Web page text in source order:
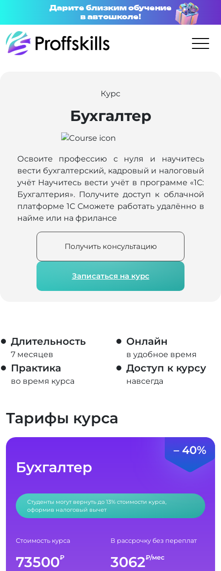
Дарите близким обучение
в автошколе!
Курс
Бухгалтер
Освоите профессию с нуля и научитесь
вести бухгалтерский, кадровый и налоговый
учёт Научитесь вести учёт в программе «1С:
Бухгалтерия». Получите доступ к облачной
платформе 1С Сможете работать удалённо в
найме или на фрилансе
Записаться на курс
Получить консультацию
Длительность
7 месяцев
Онлайн
в удобное время
Практика
во время курса
Доступ к курсу
навсегда
Тарифы курса
– 40%
Бухгалтер
Студенты могут вернуть до 13% стоимости курса,
оформив налоговый вычет
Стоимость курса
73500₽
В рассрочку без переплат
3062₽/мес